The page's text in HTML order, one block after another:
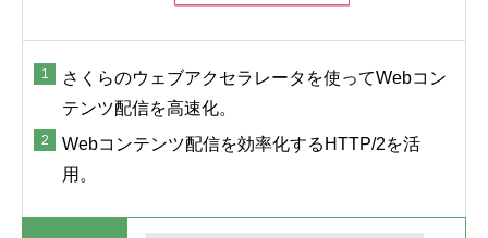
さくらのウェブアクセラレータを使ってWebコン
テンツ配信を高速化。
Webコンテンツ配信を効率化するHTTP/2を活
用。